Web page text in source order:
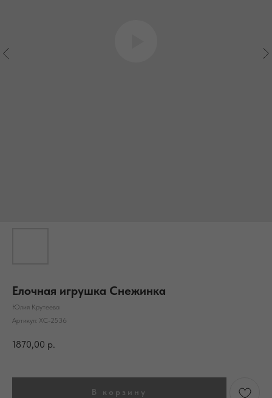
Елочная игрушка Снежинка
Юлия Крутеева
Артикул: ХС-2536
1870,00 р.
В корзину